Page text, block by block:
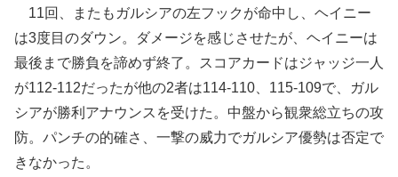
11回、またもガルシアの左フックが命中し、ヘイニー
は3度目のダウン。ダメージを感じさせたが、ヘイニーは
最後まで勝負を諦めず終了。スコアカードはジャッジ一人
が112-112だったが他の2者は114-110、115-109で、ガル
シアが勝利アナウンスを受けた。中盤から観衆総立ちの攻
防。パンチの的確さ、一撃の威力でガルシア優勢は否定で
きなかった。